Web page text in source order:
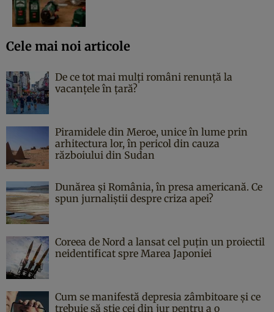
Cele mai noi articole
De ce tot mai mulți români renunță la
vacanțele în țară?
Piramidele din Meroe, unice în lume prin
arhitectura lor, în pericol din cauza
războiului din Sudan
Dunărea și România, în presa americană. Ce
spun jurnaliștii despre criza apei?
Coreea de Nord a lansat cel puțin un proiectil
neidentificat spre Marea Japoniei
Cum se manifestă depresia zâmbitoare și ce
trebuie să știe cei din jur pentru a o